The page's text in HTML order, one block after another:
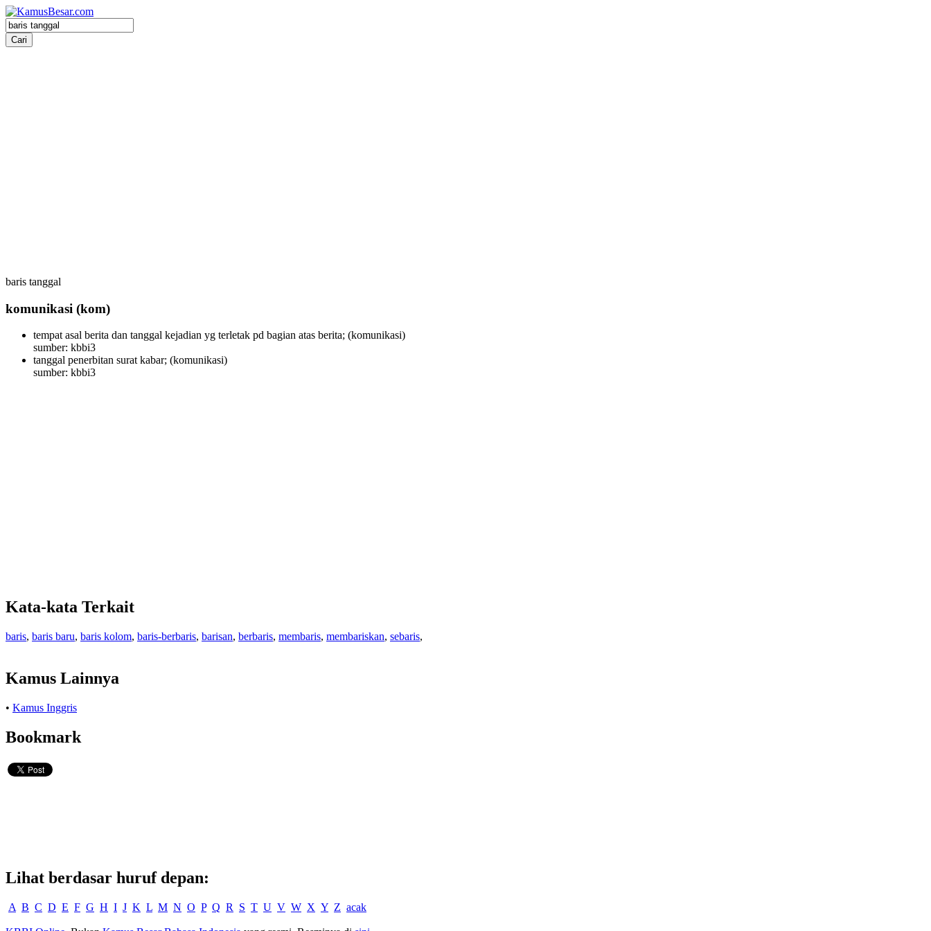
baris tanggal
komunikasi (kom)
tempat asal berita dan tanggal kejadian yg terletak pd bagian atas berita; (komunikasi)
sumber: kbbi3
tanggal penerbitan surat kabar; (komunikasi)
sumber: kbbi3
Kata-kata Terkait
baris, baris baru, baris kolom, baris-berbaris, barisan, berbaris, membaris, membariskan, sebaris,
Kamus Lainnya
• Kamus Inggris
Bookmark
Lihat berdasar huruf depan:
A B C D E F G H I J K L M N O P Q R S T U V W X Y Z acak